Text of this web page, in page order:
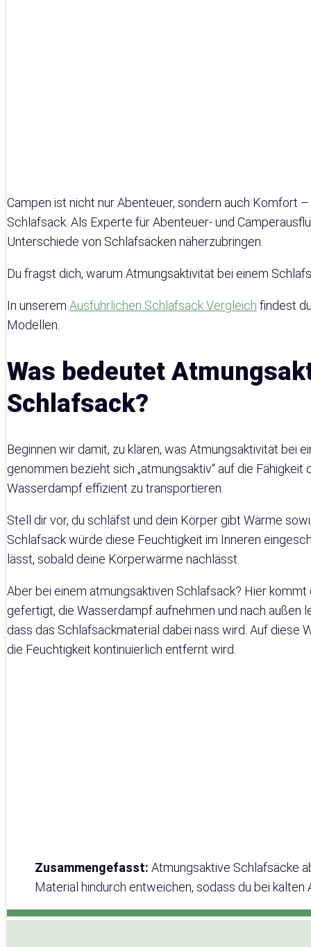
Campen ist nicht nur Abenteuer, sondern auch Komfort
Schlafsack. Als Experte für Abenteuer- und
Unterschiede von Schlafsäcken näherzubringen.
Du fragst dich, warum Atmungsaktivität bei einem
In unserem Ausführlichen Schlafsack Vergleich findest
Modellen.
Was bedeutet
Schlafsack?
Beginnen wir damit, zu klären, was Atmungsaktivität bei
genommen bezieht sich „atmungsaktiv“ auf die Fähigkeit
Wasserdampf effizient zu transportieren.
Stell dir vor, du schläfst und dein Körper gibt Wärme
Schlafsack würde diese Feuchtigkeit im Inneren
lässt, sobald deine Körperwärme nachlässt.
Aber bei einem atmungsaktiven Schlafsack? Hier
gefertigt, die Wasserdampf aufnehmen und nach außen
dass das Schlafsackmaterial dabei nass wird. Auf diese
die Feuchtigkeit kontinuierlich entfernt wird.
Zusammengefasst: Atmungsaktive Schlafsäcke
Material hindurch entweichen, sodass du bei